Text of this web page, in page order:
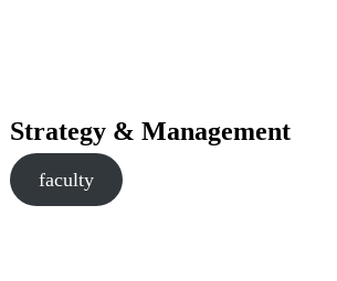
Strategy & Management
faculty